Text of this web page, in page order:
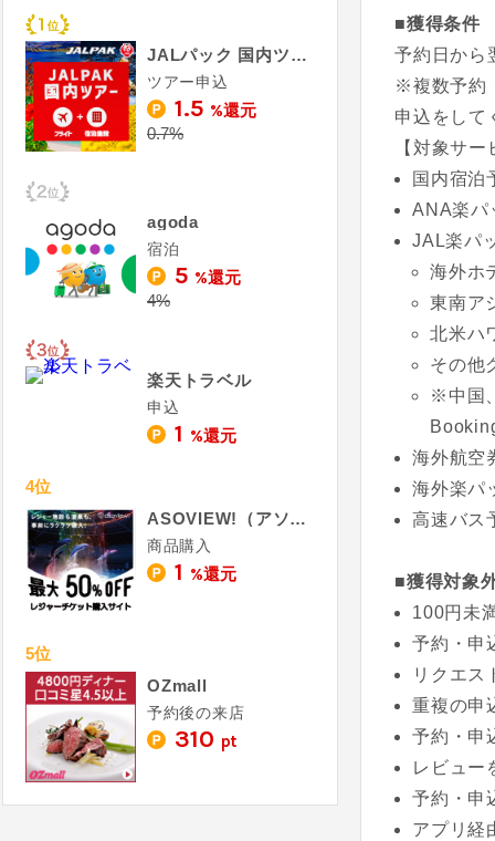
■獲得条件
予約日から
※複数予約
申込をして
【対象サー
国内宿泊
ANA楽パ
JAL楽パ
海外ホ
東南ア
北米ハ
その他
※中国
海外航空
海外楽パ
高速バス
■獲得対象
100円未
予約・申
リクエス
重複の申
予約・申
レビュー
予約・申
アプリ経
JALパック 国内ツアー（ジャルパック）
ツアー申込
1.5 %還元
0.7%
agoda
宿泊
5 %還元
4%
楽天トラベル
申込
1 %還元
4位
ASOVIEW!（アソビュー）
商品購入
1 %還元
5位
OZmall
予約後の来店
310 pt